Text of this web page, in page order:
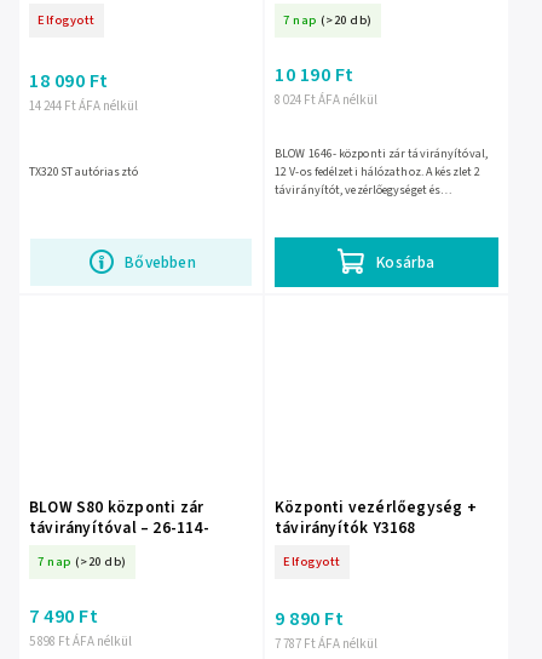
Elfogyott
14 244 Ft ÁFA nélkül
18 090 Ft
Bővebben
TX320ST autóriasztó
7 nap (>20 db)
8 024 Ft ÁFA nélkül
10 190 Ft
Kosárba
BLOW 1646- központi zár távirányítóval,
12 V-os fedélzeti hálózathoz. A készlet 2
távirányítót, vezérlőegységet és
BLOW S80 központi zár
távirányítóval – 26-114-
7 nap (>20 db)
5 898 Ft ÁFA nélkül
7 490 Ft
Központi vezérlőegység +
távirányítók Y3168
Elfogyott
7 787 Ft ÁFA nélkül
9 890 Ft